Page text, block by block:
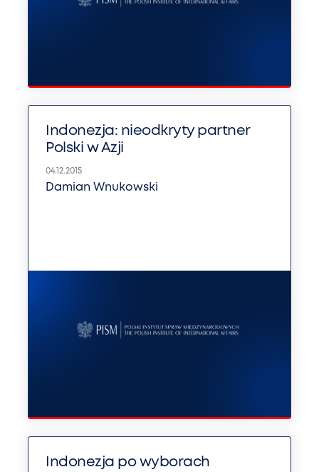
Indonezja: nieodkryty partner
Polski w Azji
04.12.2015
Damian Wnukowski
Indonezja po wyborach